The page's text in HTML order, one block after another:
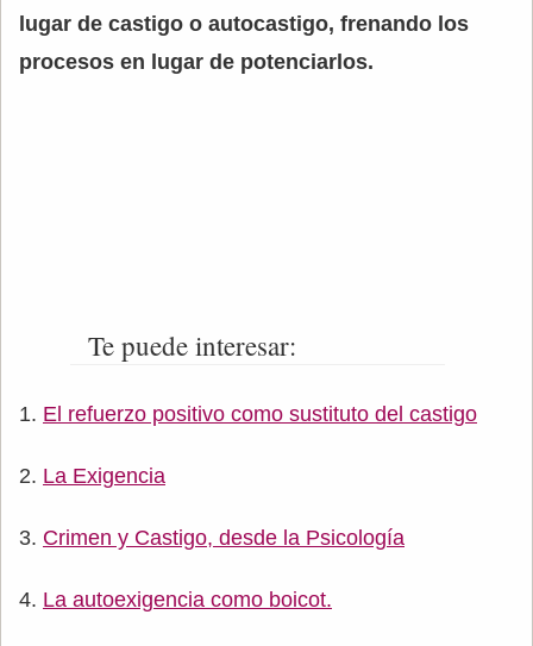
lugar de castigo o autocastigo, frenando los
procesos en lugar de potenciarlos.
Te puede interesar:
El refuerzo positivo como sustituto del castigo
La Exigencia
Crimen y Castigo, desde la Psicología
La autoexigencia como boicot.